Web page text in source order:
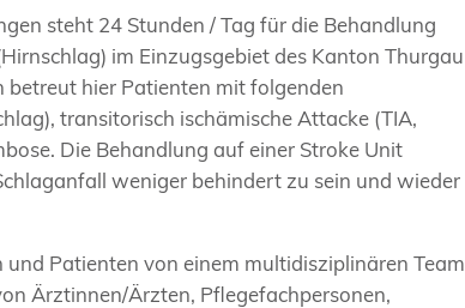
steht 24 Stunden / Tag für die Behandlung
im Einzugsgebiet des Kanton Thurgau
betreut hier Patienten mit folgenden
transitorisch ischämische Attacke (TIA,
Die Behandlung auf einer Stroke Unit
weniger behindert zu sein und wieder
Patienten von einem multidisziplinären Team
Ärztinnen/Ärzten, Pflegefachpersonen,